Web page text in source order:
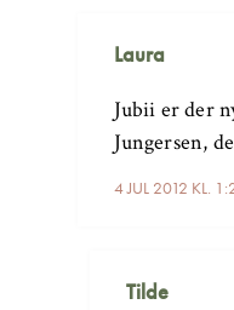
Laura
4 JUL 2012 KL.
Jubii er der
Jungersen,
Tilde